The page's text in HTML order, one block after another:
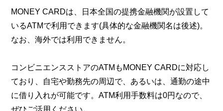
MONEY CARDは、日本全国の提携金融機関が設置して
いるATMで利用できます(具体的な金融機関名は後述)。
なお、海外では利用できません。
コンビニエンスストアのATMもMONEY CARDに対応し
ており、自宅や勤務先の周辺で、あるいは、通勤の途中
に借り入れが可能です。ATM利用手数料は0円なので、
ぜひご活用ください。